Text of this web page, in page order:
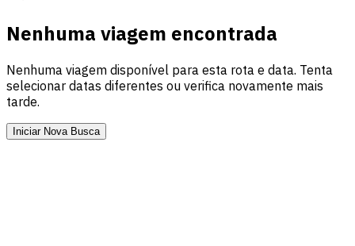
Nenhuma viagem encontrada
Nenhuma viagem disponível para esta rota e data. Tenta
selecionar datas diferentes ou verifica novamente mais
tarde.
Iniciar Nova Busca